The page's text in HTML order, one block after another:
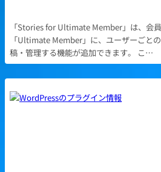
「Stories for Ultimate Member」は、会
「Ultimate Member」に、ユーザーごと
稿・管理する機能が追加できます。 こ…